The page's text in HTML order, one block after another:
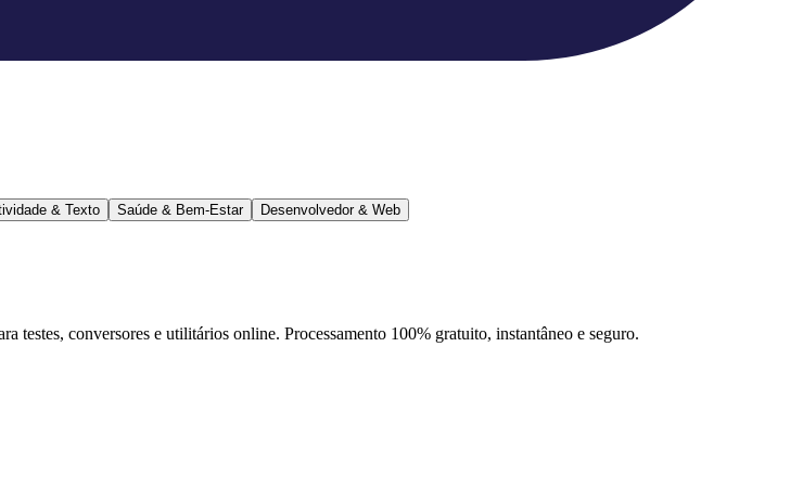
& Texto Saúde & Bem-Estar Desenvolvedor & Web
testes, conversores e utilitários online. Processamento 100% gratuito, instantâneo e seguro.